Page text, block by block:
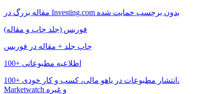
مقاله بزرگ در Investing.com بدون برچسب حمایت شده
فوربس (جلد چاپ و مقاله)
چاپ جلد + مقاله در فوربس
100+ اطلاعیه مطبوعاتی
100+ انتشار مطبوعات در یاهو مالی، کسب و کار خودی،
Marketwatch و غیره